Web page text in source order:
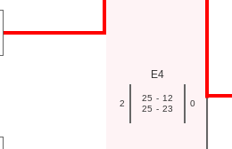
E4
2
25 - 12
25 - 23
0